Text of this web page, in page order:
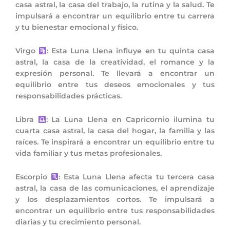
casa astral, la casa del trabajo, la rutina y la salud. Te
impulsará a encontrar un equilibrio entre tu carrera
y tu bienestar emocional y físico.
Virgo
: Esta Luna Llena influye en tu quinta casa
astral, la casa de la creatividad, el romance y la
expresión personal. Te llevará a encontrar un
equilibrio entre tus deseos emocionales y tus
responsabilidades prácticas.
Libra
: La Luna Llena en Capricornio ilumina tu
cuarta casa astral, la casa del hogar, la familia y las
raíces. Te inspirará a encontrar un equilibrio entre tu
vida familiar y tus metas profesionales.
Escorpio
: Esta Luna Llena afecta tu tercera casa
astral, la casa de las comunicaciones, el aprendizaje
y los desplazamientos cortos. Te impulsará a
encontrar un equilibrio entre tus responsabilidades
diarias y tu crecimiento personal.